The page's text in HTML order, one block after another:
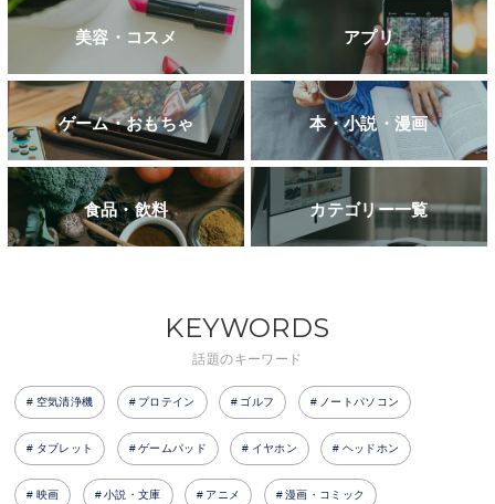
美容・コスメ アプリ
ゲーム・おもちゃ 本・小説・漫画
食品・飲料 カテゴリー一覧
KEYWORDS
話題のキーワード
空気清浄機 プロテイン ゴルフ ノートパソコン
タブレット ゲームパッド イヤホン ヘッドホン
映画 小説・文庫 アニメ 漫画・コミック